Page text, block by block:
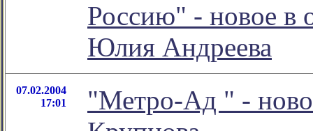
Россию" - новое в
Юлия Андреева
07.02.2004
17:01
"Метро-Ад " -